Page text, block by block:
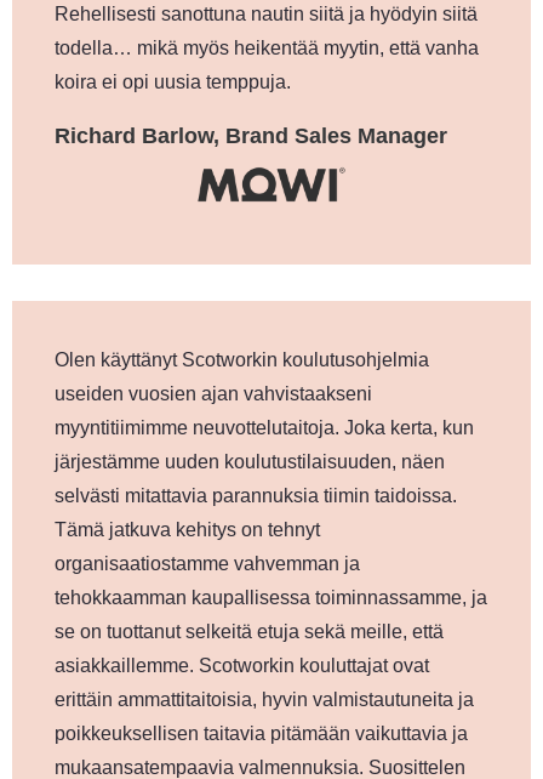
Rehellisesti sanottuna nautin siitä ja hyödyin siitä
todella… mikä myös heikentää myytin, että vanha
koira ei opi uusia temppuja.
Richard Barlow, Brand Sales Manager
Olen käyttänyt Scotworkin koulutusohjelmia
useiden vuosien ajan vahvistaakseni
myyntitiimimme neuvottelutaitoja. Joka kerta, kun
järjestämme uuden koulutustilaisuuden, näen
selvästi mitattavia parannuksia tiimin taidoissa.
Tämä jatkuva kehitys on tehnyt
organisaatiostamme vahvemman ja
tehokkaamman kaupallisessa toiminnassamme, ja
se on tuottanut selkeitä etuja sekä meille, että
asiakkaillemme. Scotworkin kouluttajat ovat
erittäin ammattitaitoisia, hyvin valmistautuneita ja
poikkeuksellisen taitavia pitämään vaikuttavia ja
mukaansatempaavia valmennuksia. Suosittelen